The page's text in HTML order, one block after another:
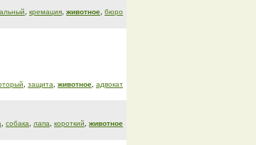
, кремация, животное, бюро
, защита, животное, адвокат
, собака, лапа, короткий, животное